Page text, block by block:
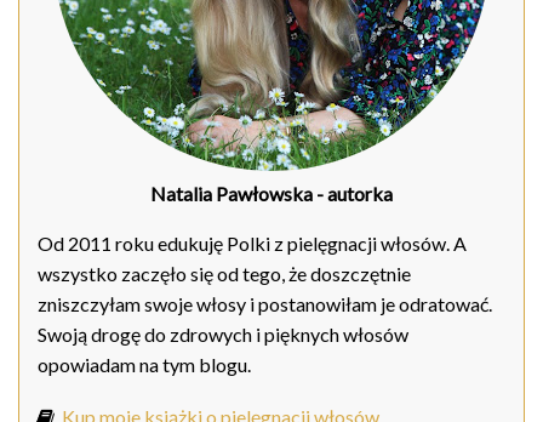
Natalia Pawłowska - autorka
Od 2011 roku edukuję Polki z pielęgnacji włosów. A
wszystko zaczęło się od tego, że doszczętnie
zniszczyłam swoje włosy i postanowiłam je odratować.
Swoją drogę do zdrowych i pięknych włosów
opowiadam na tym blogu.
Kup moje książki o pielęgnacji włosów